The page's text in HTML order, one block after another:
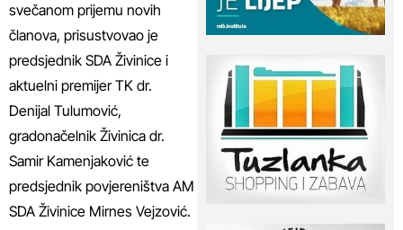
svečanom prijemu novih
članova, prisustvovao je
predsjednik SDA Živinice i
aktuelni premijer TK dr.
Denijal Tulumović,
gradonačelnik Živinica dr.
Samir Kamenjaković te
predsjednik povjereništva AM
SDA Živinice Mirnes Vejzović.